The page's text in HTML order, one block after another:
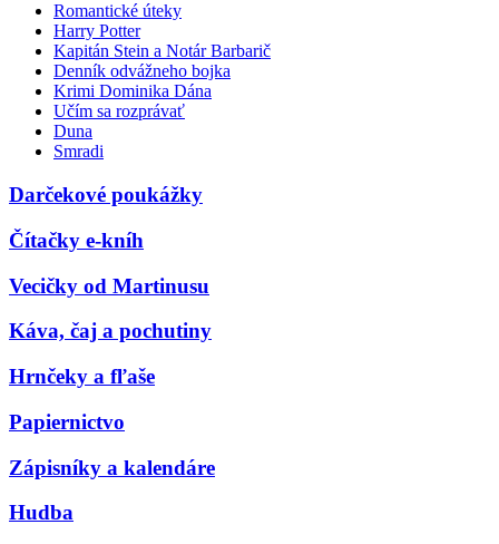
Romantické úteky
Harry Potter
Kapitán Stein a Notár Barbarič
Denník odvážneho bojka
Krimi Dominika Dána
Učím sa rozprávať
Duna
Smradi
Darčekové poukážky
Čítačky e-kníh
Vecičky od Martinusu
Káva, čaj a pochutiny
Hrnčeky a fľaše
Papiernictvo
Zápisníky a kalendáre
Hudba